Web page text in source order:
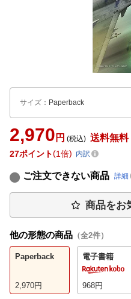
サイズ ： Paperback
2,970 円 (税込) 送料無料
27ポイント 1倍 内訳
ご注文できない商品 詳細
商品をお
他の形態の商品 （全2件）
Paperback
2,970円
電子書籍
968円